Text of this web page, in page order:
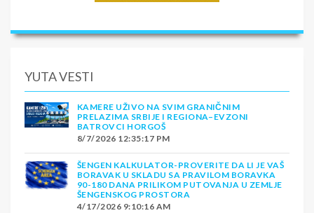
YUTA VESTI
KAMERE UŽIVO NA SVIM GRANIČNIM
PRELAZIMA SRBIJE I REGIONA–EVZONI
BATROVCI HORGOŠ
8/7/2026 12:35:17 PM
ŠENGEN KALKULATOR-PROVERITE DA LI JE VAŠ
BORAVAK U SKLADU SA PRAVILOM BORAVKA
90-180 DANA PRILIKOM PUTOVANJA U ZEMLJE
ŠENGENSKOG PROSTORA
4/17/2026 9:10:16 AM